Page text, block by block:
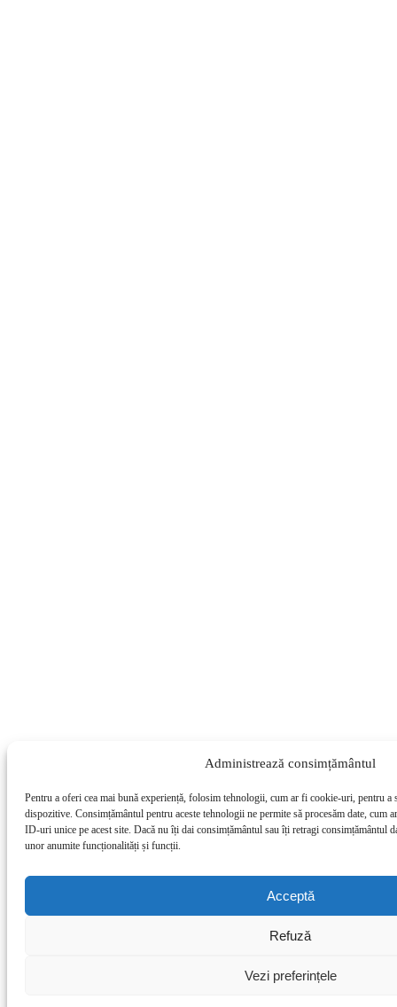
Administrează consimțământul
Pentru a oferi cea mai bună experiență, folosim tehnologii, cum ar fi cookie-uri, pentru a
dispozitive. Consimțământul pentru aceste tehnologii ne permite să procesăm date, cum
ID-uri unice pe acest site. Dacă nu îți dai consimțământul sau îți retragi consimțământul
unor anumite funcționalități și funcții.
Acceptă
Refuză
Vezi preferințele